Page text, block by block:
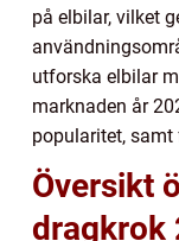
på elbilar, vilket
utforska elbilar
marknaden år
popularitet, samt
Översikt
dragkrok